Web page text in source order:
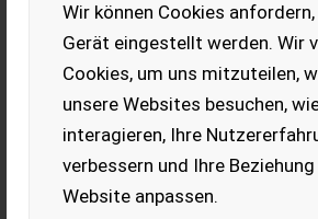
Wir können Cookies
Gerät eingestellt werden. Wir
Cookies, um uns mitzuteilen,
unsere Websites besuchen,
interagieren, Ihre
verbessern und Ihre
Website anpassen.
Suche
Suche
zahle
EUR 0